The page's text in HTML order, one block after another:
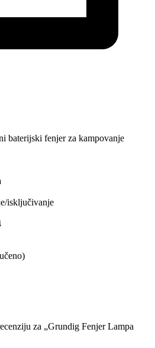
fenjer za kampovanje
isključivanje
za „Grundig Fenjer Lampa